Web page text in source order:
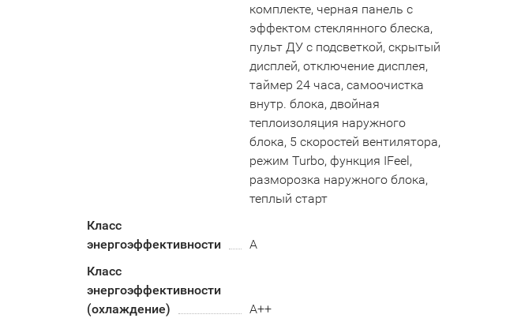
комплекте, черная панель с
эффектом стеклянного блеска,
пульт ДУ с подсветкой, скрытый
дисплей, отключение дисплея,
таймер 24 часа, самоочистка
внутр. блока, двойная
теплоизоляция наружного
блока, 5 скоростей вентилятора,
режим Turbo, функция IFeel,
разморозка наружного блока,
теплый старт
Класс
энергоэффективности
A
Класс
энергоэффективности
(охлаждение)
А++